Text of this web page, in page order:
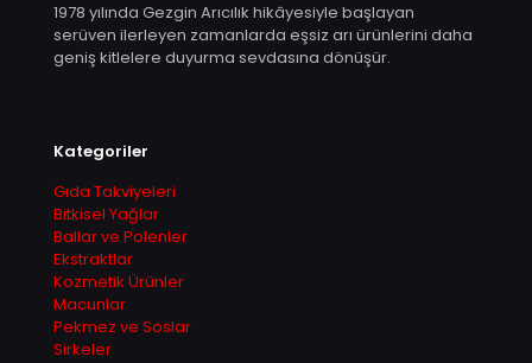
1978 yılında Gezgin Arıcılık hikâyesiyle başlayan
serüven ilerleyen zamanlarda eşsiz arı ürünlerini daha
geniş kitlelere duyurma sevdasına dönüşür.
Kategoriler
Gıda Takviyeleri
Bitkisel Yağlar
Ballar ve Polenler
Ekstraktlar
Kozmetik Ürünler
Macunlar
Pekmez ve Soslar
Sirkeler